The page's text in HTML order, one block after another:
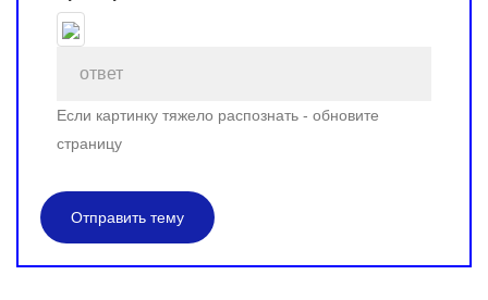
Если картинку тяжело распознать - обновите
страницу
Отправить тему